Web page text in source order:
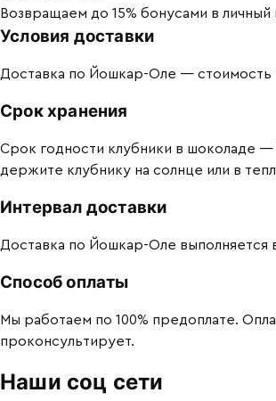
Возвращаем до 15% бонусами в личный
Условия доставки
Доставка по Йошкар-Оле — стоимость
Срок хранения
Срок годности клубники в шоколаде —
держите клубнику на солнце или в
Интервал доставки
Доставка по Йошкар-Оле выполняется
Способ оплаты
Мы работаем по 100% предоплате.
проконсультирует.
Наши соц сети